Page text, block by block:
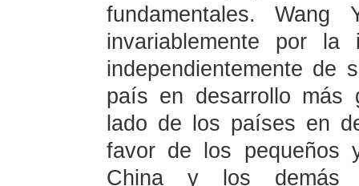
fundamentales.
invariablemente por
independientemente de
país en desarrollo más
lado de los países en
favor de los pequeños
China y los demás